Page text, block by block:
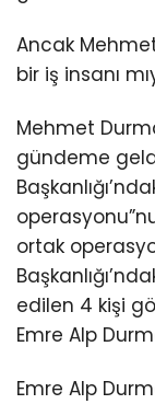
Ancak
bir iş insanı
Mehmet
gündeme
ortak
edilen 4 kişi
Emre Alp
Emre Alp